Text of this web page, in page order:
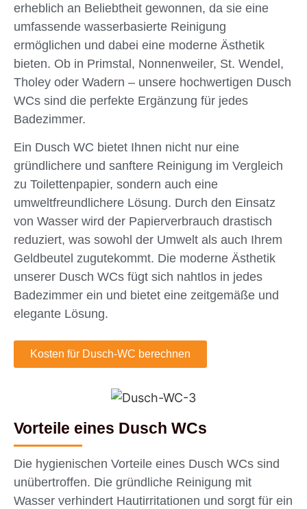
erheblich an Beliebtheit gewonnen, da sie eine
umfassende wasserbasierte Reinigung
ermöglichen und dabei eine moderne Ästhetik
bieten. Ob in Primstal, Nonnenweiler, St. Wendel,
Tholey oder Wadern – unsere hochwertigen Dusch
WCs sind die perfekte Ergänzung für jedes
Badezimmer.
Ein Dusch WC bietet Ihnen nicht nur eine
gründlichere und sanftere Reinigung im Vergleich
zu Toilettenpapier, sondern auch eine
umweltfreundlichere Lösung. Durch den Einsatz
von Wasser wird der Papierverbrauch drastisch
reduziert, was sowohl der Umwelt als auch Ihrem
Geldbeutel zugutekommt. Die moderne Ästhetik
unserer Dusch WCs fügt sich nahtlos in jedes
Badezimmer ein und bietet eine zeitgemäße und
elegante Lösung.
Kosten für Dusch-WC berechnen
Vorteile eines Dusch WCs
Die hygienischen Vorteile eines Dusch WCs sind
unübertroffen. Die gründliche Reinigung mit
Wasser verhindert Hautirritationen und sorgt für ein